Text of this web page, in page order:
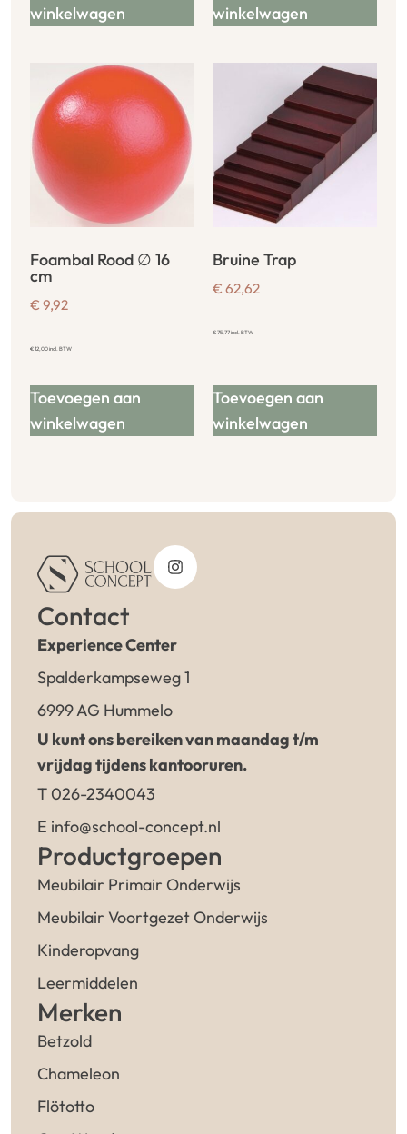
winkelwagen
winkelwagen
Foambal Rood ∅ 16
cm
€ 9,92
€12,00incl. BTW
Toevoegen aan
winkelwagen
Bruine Trap
€ 62,62
€75,77incl. BTW
Toevoegen aan
winkelwagen
Contact
Experience Center
Spalderkampseweg 1
6999 AG Hummelo
U kunt ons bereiken van maandag t/m
vrijdag tijdens kantooruren.
T 026-2340043
E info@school-concept.nl
Productgroepen
Meubilair Primair Onderwijs
Meubilair Voortgezet Onderwijs
Kinderopvang
Leermiddelen
Merken
Betzold
Chameleon
Flötotto